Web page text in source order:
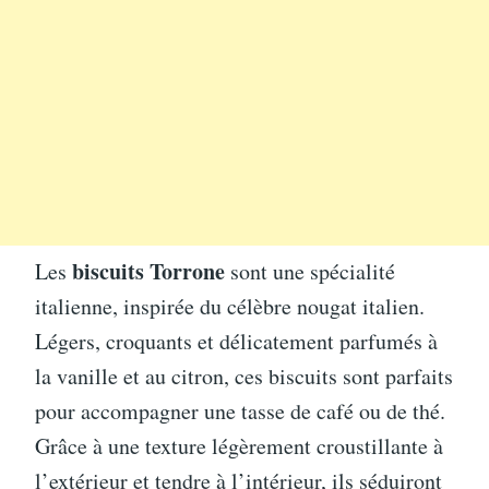
Les biscuits Torrone sont une spécialité
italienne, inspirée du célèbre nougat italien.
Légers, croquants et délicatement parfumés à
la vanille et au citron, ces biscuits sont parfaits
pour accompagner une tasse de café ou de thé.
Grâce à une texture légèrement croustillante à
l’extérieur et tendre à l’intérieur, ils séduiront